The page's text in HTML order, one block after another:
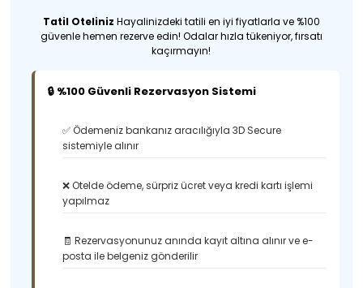
Tatil Oteliniz Hayalinizdeki tatili en iyi fiyatlarla ve %100
güvenle hemen rezerve edin! Odalar hızla tükeniyor, fırsatı
kaçırmayın!
🔒 %100 Güvenli Rezervasyon Sistemi
✅ Ödemeniz bankanız aracılığıyla 3D Secure
sistemiyle alınır
❌ Otelde ödeme, sürpriz ücret veya kredi kartı işlemi
yapılmaz
🧾 Rezervasyonunuz anında kayıt altına alınır ve e-
posta ile belgeniz gönderilir